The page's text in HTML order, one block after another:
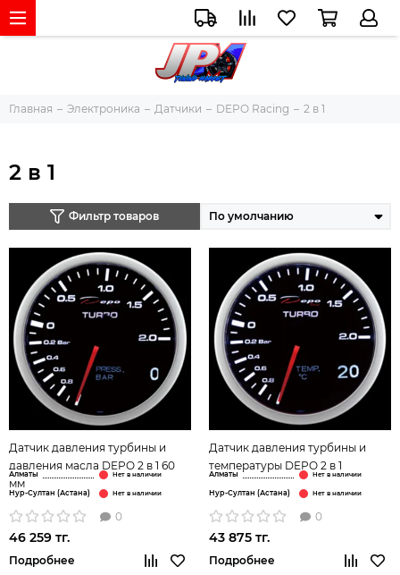
Главная Электроника Датчики DEPO Racing 2 в 1
2 в 1
Фильтр товаров
Датчик давления турбины и
давления масла DEPO 2 в 1 60
мм
Алматы
Нур-Султан (Астана)
0
46 259 тг.
Подробнее
Датчик давления турбины и
температуры DEPO 2 в 1
Алматы
Нур-Султан (Астана)
0
43 875 тг.
Подробнее